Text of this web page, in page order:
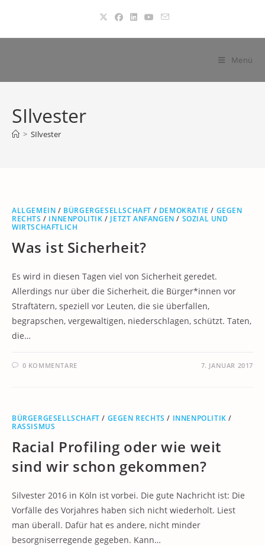
springen
Menü
SIlvester
> SIlvester
ALLGEMEIN / BÜRGERGESELLSCHAFT / DEMOKRATIE / GEGEN
RECHTS / INNENPOLITIK / JETZT ANFANGEN / SOZIAL UND
WIRTSCHAFTLICH
Was ist Sicherheit?
Es wird in diesen Tagen viel von Sicherheit geredet.
Allerdings nur über die Sicherheit, die Bürger*innen vor
Straftätern, speziell vor Leuten, die sie überfallen,
begrapschen, vergewaltigen, niederschlagen, schützt. Taten,
die…
0 KOMMENTARE 7. JANUAR 2017
BÜRGERGESELLSCHAFT / GEGEN RECHTS / INNENPOLITIK /
RASSISMUS
Racial Profiling oder wie weit
sind wir schon gekommen?
Silvester 2016 in Köln ist vorbei. Die gute Nachricht ist: Die
Vorfälle des Vorjahres haben sich nicht wiederholt. Liest
man überall. Dafür hat es andere, nicht minder
besorgniserregende gegeben. Kann…